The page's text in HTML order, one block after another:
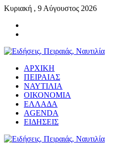
Κυριακή , 9 Αύγουστος 2026
ΑΡΧΙΚΗ
ΠΕΙΡΑΙΑΣ
ΝΑΥΤΙΛΙΑ
ΟΙΚΟΝΟΜΙΑ
ΕΛΛΑΔΑ
AGENDA
ΕΙΔΗΣΕΙΣ